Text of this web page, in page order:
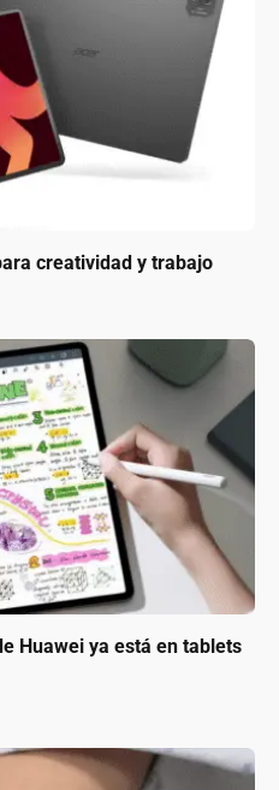
creatividad y trabajo
Huawei ya está en tablets